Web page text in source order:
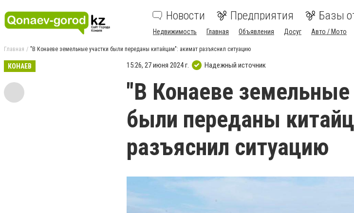
Новости Предприятия Базы
Недвижимость Главная Объявления Досуг Авто / Мото
Главная "В Конаеве земельные участки были переданы китайцам": акимат разъяснил ситуацию
КОНАЕВ 15:26, 27 июня 2024 г. Надежный источник
"В Конаеве земельные
были переданы
разъяснил ситуацию